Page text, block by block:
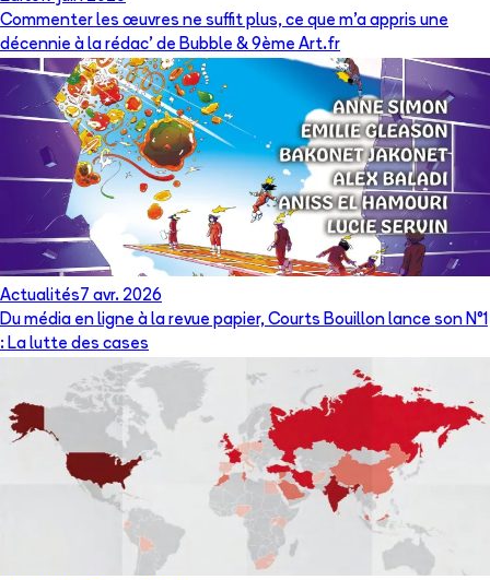
Commenter les œuvres ne suffit plus, ce que m’a appris une
décennie à la rédac’ de Bubble & 9ème Art.fr
Actualités 7 avr. 2026
Du média en ligne à la revue papier, Courts Bouillon lance son N°1
: La lutte des cases